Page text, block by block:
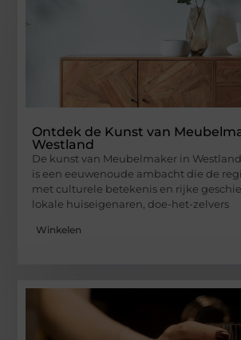
Ontdek de Kunst van
Westland
De kunst van Meubelmaker in
is een eeuwenoude ambacht die de
met culturele betekenis en rijke
lokale huiseigenaren, doe-het-zelvers
Winkelen